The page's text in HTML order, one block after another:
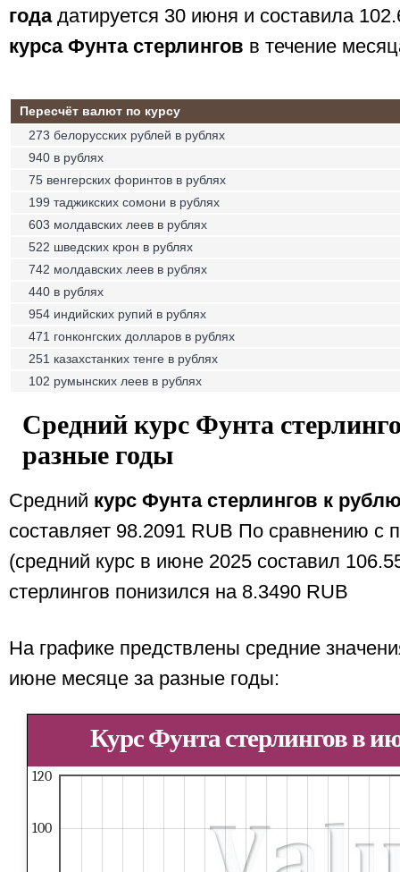
годадатируется 30 июня и составила
курса Фунта стерлингов в течение
Пересчёт валют по курсу
273 белорусских рублей в рублях
940 в рублях
75 венгерских форинтов в рублях
199 таджикских сомони в рублях
603 молдавских леев в рублях
522 шведских крон в рублях
742 молдавских леев в рублях
440 в рублях
954 индийских рупий в рублях
471 гонконгских долларов в рублях
251 казахстанких тенге в рублях
102 румынских леев в рублях
Средний курс Фунта
разные годы
Средний курс Фунта стерлингов к
составляет 98.2091 RUB По сравнению с
(средний курс в июне 2025 составил
стерлингов понизился на 8.3490 RUB
На графике предствлены средние
июне месяце за разные годы:
Курс Фунта стерлингов в
100
120